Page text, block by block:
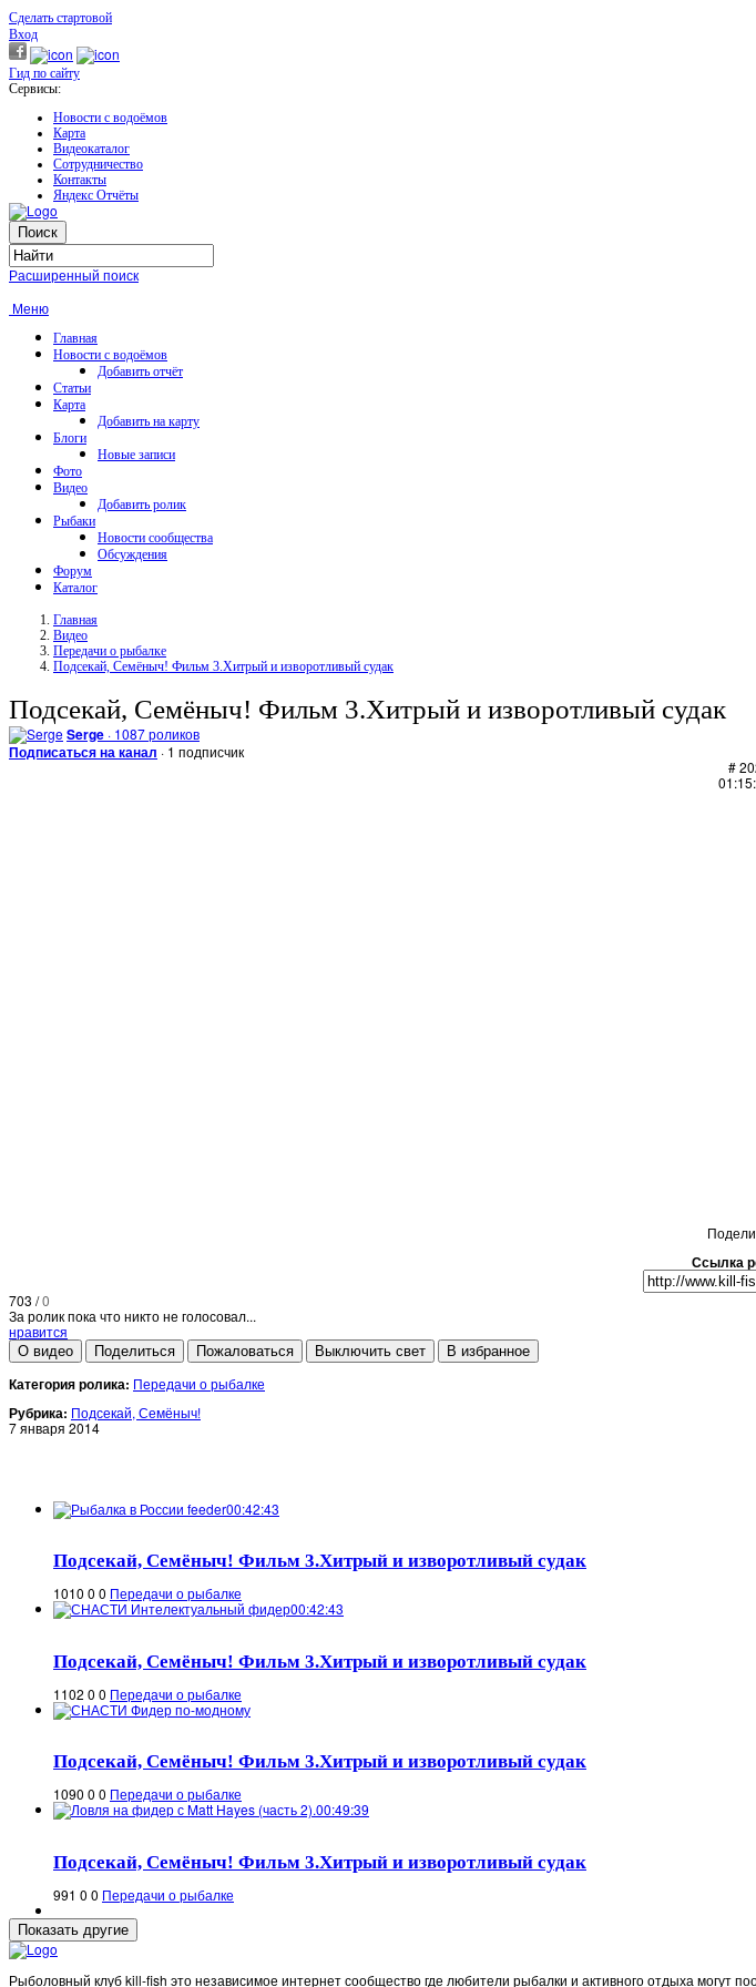
Сделать стартовой
Вход
Гид по сайту
Сервисы:
Новости с водоёмов
Карта
Видеокаталог
Сотрудничество
Контакты
Яндекс Отчёты
Расширенный поиск
Меню
Главная
Новости с водоёмов
Добавить отчёт
Статьи
Карта
Добавить на карту
Блоги
Новые записи
Фото
Видео
Добавить ролик
Рыбаки
Новости сообщества
Обсуждения
Форум
Каталог
Главная
Видео
Передачи о рыбалке
Подсекай, Семёныч! Фильм 3.Хитрый и изворотливый судак
Подсекай, Семёныч! Фильм 3.Хитрый и изворотливый судак
Serge · 1087 роликов
Подписаться на канал · 1 подписчик
#
Ссылка
703 /0
За ролик пока что никто не голосовал...
нравится
О видео Поделиться Пожаловаться Выключить свет В избранное
Категория ролика: Передачи о рыбалке
Рубрика: Подсекай, Семёныч!
7 января 2014
00:42:43
Подсекай, Семёныч! Фильм 3.Хитрый и изворотливый судак
1010 0 0 Передачи о рыбалке
00:42:43
Подсекай, Семёныч! Фильм 3.Хитрый и изворотливый судак
1102 0 0 Передачи о рыбалке
Подсекай, Семёныч! Фильм 3.Хитрый и изворотливый судак
1090 0 0 Передачи о рыбалке
00:49:39
Подсекай, Семёныч! Фильм 3.Хитрый и изворотливый судак
991 0 0 Передачи о рыбалке
Рыболовный клуб kill-fish это независимое интернет сообщество где любители рыбалки и активного отдыха могут